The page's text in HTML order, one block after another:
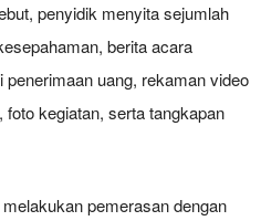
penyidik menyita sejumlah
berita acara
uang, rekaman video
kegiatan, serta tangkapan
pemerasan dengan